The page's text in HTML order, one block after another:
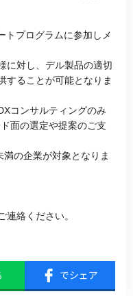
トプログラムに参加しメ
に対し、デル製品の適切
することが可能となりま
コンサルティングのみ
面の選定や提案のご支
の企業が対象となりま
連絡ください。
でシェア